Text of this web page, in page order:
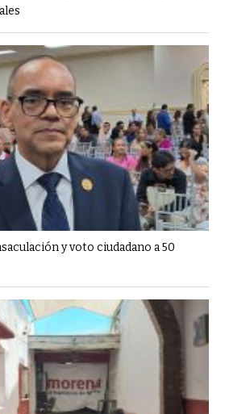
y voto ciudadano a 50